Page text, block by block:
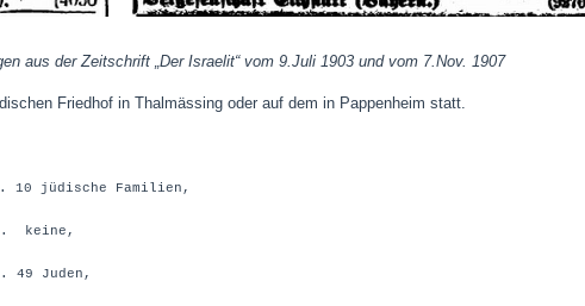
aus der Zeitschrift „Der Israelit“ vom 9.Juli 1903 und vom 7.Nov. 1907
Friedhof in Thalmässing oder auf dem in Pappenheim statt.
jüdische Familien,
keine,
Juden,